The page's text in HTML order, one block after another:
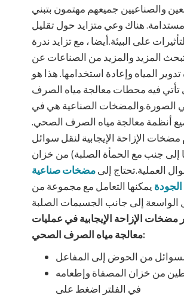
والصناعيين جميعهم مهتمون بتبني
هناك وعي متزايد حول تقليل
على البيئة.أيضا ، مع تزايد ندرة
تبحث المزيد والمزيد من الصناعات عن
المياه وإعادة استخدامها. هذا هو
تأتي فيه محطات معالجة مياه الصرف
الصورة.والمضخات الصناعية هي في
أنظمة معالجة مياه الصرف الصحي.
الإزاحة الإيجابية لنقل سوائل
إلى جنب مع الحمأة الصلبة) من خزان
العملية.تحتاج إلىمضخات صناعية
الجودة يمكنها التعامل مع مجموعة من
الواسعة إلى جانب الجسيمات الصلبة
مضخات الإزاحة الإيجابية في عمليات
معالجة مياه الصرف الصحي:
من الحوض إلى المفاعل
من خزان المصفاة وإطعامه
في الفلتر اضغط على